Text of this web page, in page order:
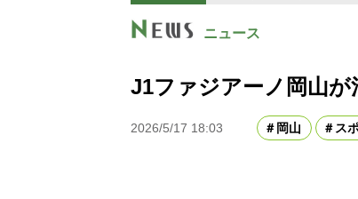
ニュース
J1ファジアーノ岡山が
2026/5/17 18:03 岡山 ス